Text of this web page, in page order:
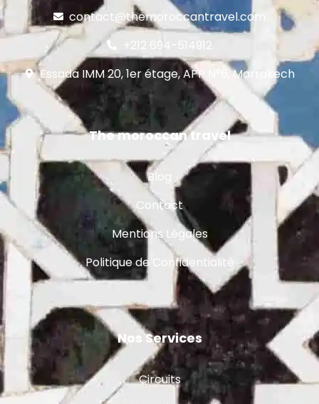
contact@themoroccantravel.com
+212 694-514912
Essada IMM 20, 1er étage, APP N°6, Marrakech
The moroccan travel
Blog
Contact
Mentions Légales
Politique de Confidentialité
Nos Services
Circuits